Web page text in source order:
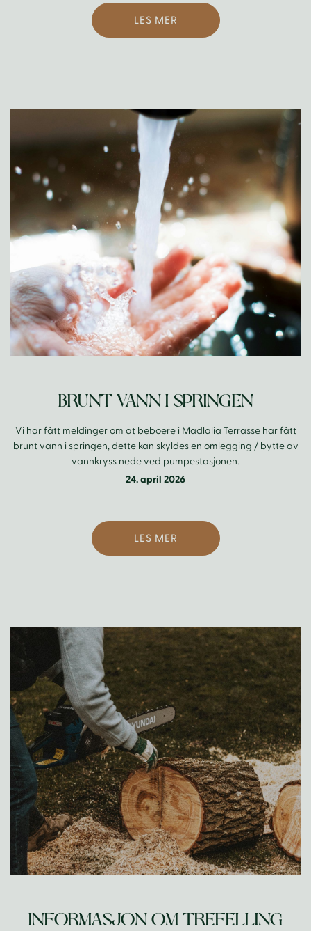
LES MER
BRUNT VANN I SPRINGEN
Vi har fått meldinger om at beboere i Madlalia Terrasse har fått
brunt vann i springen, dette kan skyldes en omlegging / bytte av
vannkryss nede ved pumpestasjonen.
24. april 2026
LES MER
INFORMASJON OM TREFELLING